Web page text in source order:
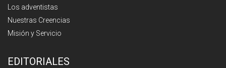
Los adventistas
Nuestras Creencias
Misión y Servicio
EDITORIALES